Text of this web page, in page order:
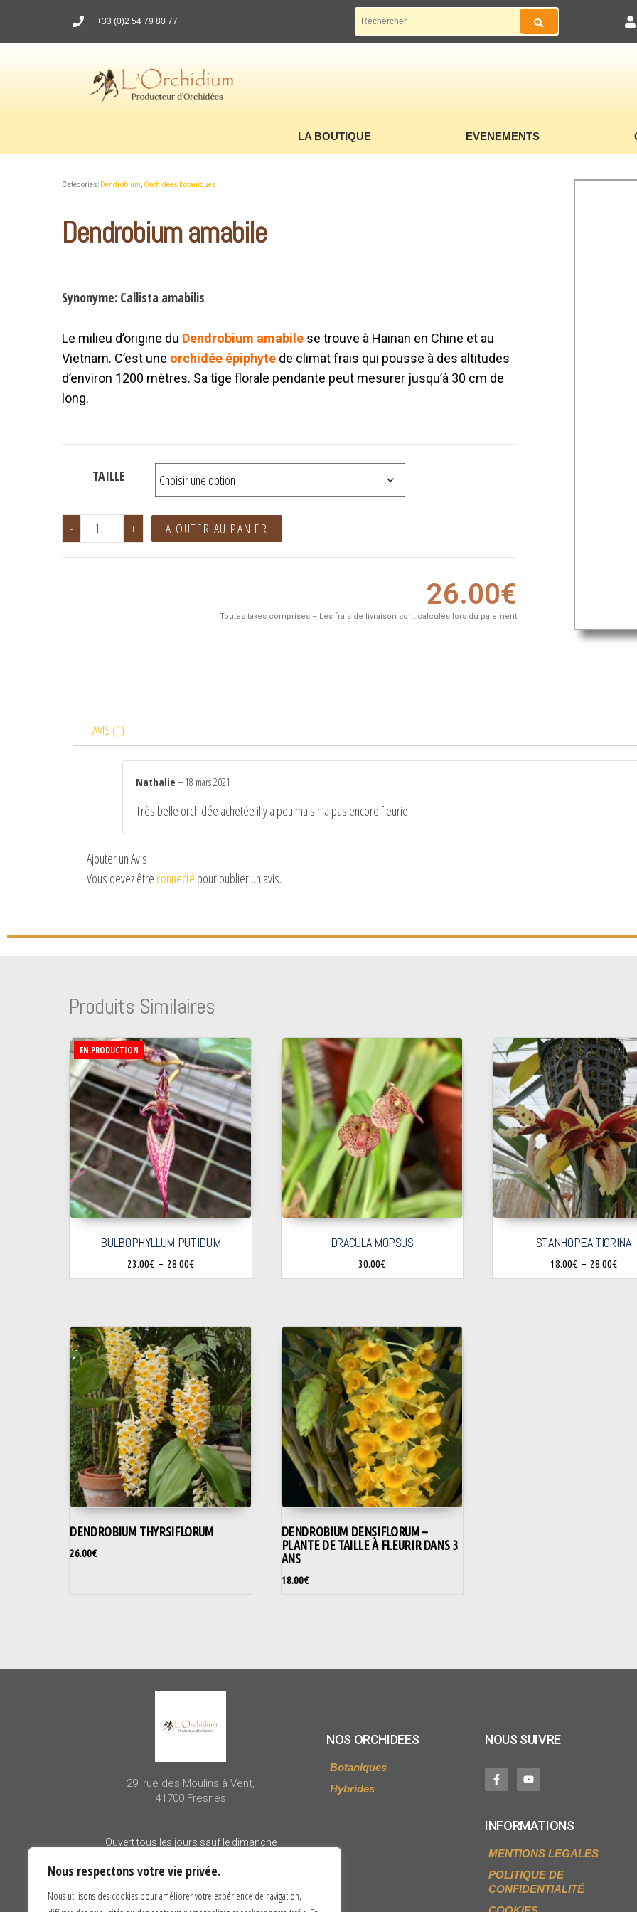
Nous respectons votre vie privée.
Nous utilisons des cookies pour améliorer votre expérience de navigation,
+33 (0)2 54 79 80 77
LA BOUTIQUE EVENEMENTS
Catégories: Dendrobium Orchidées botaniques
Dendrobium amabile
Synonyme: Callista amabilis
Le milieu d’origine du Dendrobium amabile se trouve à Hainan en Chine et au
Vietnam. C’est une orchidée épiphyte de climat frais qui pousse à des altitudes
d’environ 1200 mètres. Sa tige florale pendante peut mesurer jusqu’à 30 cm de
long.
TAILLE
- + AJOUTER AU PANIER
26.00€
Toutes taxes comprises – Les frais de livraison sont calculés lors du paiement
AVIS (1)
Nathalie – 18 mars 2021
Très belle orchidée achetée il y a peu mais n’a pas encore fleurie
Ajouter un Avis
Vous devez être connecté pour publier un avis.
Produits Similaires
EN PRODUCTION
BULBOPHYLLUM PUTIDUM
23.00€ – 28.00€
DRACULA MOPSUS
30.00€
STANHOPEA TIGRINA
18.00€ – 28.00€
DENDROBIUM THYRSIFLORUM
26.00€
DENDROBIUM DENSIFLORUM –
PLANTE DE TAILLE À FLEURIR DANS 3
ANS
18.00€
29, rue des Moulins à Vent,
41700 Fresnes
Ouvert tous les jours sauf le dimanche
– 14h00 à 18h00
NOS ORCHIDEES
Botaniques
Hybrides
NOUS SUIVRE
INFORMATIONS
MENTIONS LEGALES
POLITIQUE DE
CONFIDENTIALITÉ